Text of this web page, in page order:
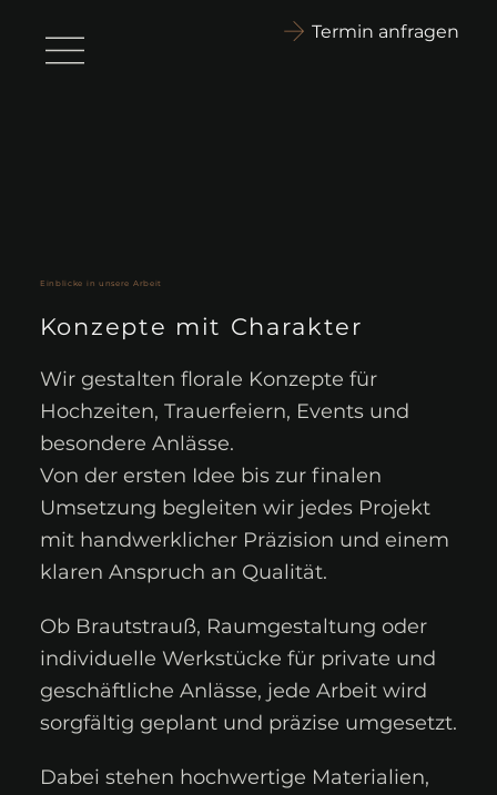
Termin anfragen
Einblicke in unsere Arbeit
Konzepte mit Charakter
Wir gestalten florale Konzepte für
Hochzeiten, Trauerfeiern, Events und
besondere Anlässe.
Von der ersten Idee bis zur finalen
Umsetzung begleiten wir jedes Projekt
mit handwerklicher Präzision und einem
klaren Anspruch an Qualität.
Ob Brautstrauß, Raumgestaltung oder
individuelle Werkstücke für private und
geschäftliche Anlässe, jede Arbeit wird
sorgfältig geplant und präzise umgesetzt.
Dabei stehen hochwertige Materialien,